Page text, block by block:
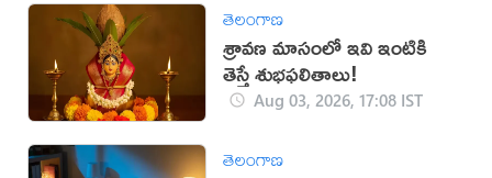
తెలంగాణ
శ్రావణ మాసంలో ఇవి ఇంటికి
తెస్తే శుభఫలితాలు!
Aug 03, 2026, 17:08 IST
తెలంగాణ